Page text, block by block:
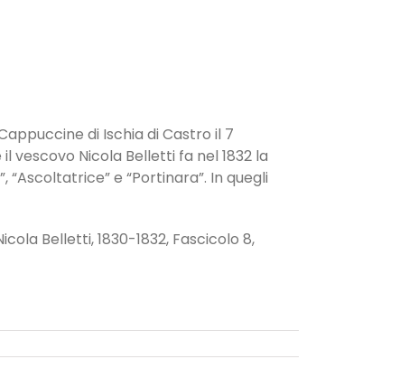
di Ischia di Castro il 7
vescovo Nicola Belletti fa nel 1832 la
e “Portinara”. In quegli
Belletti, 1830-1832, Fascicolo 8,